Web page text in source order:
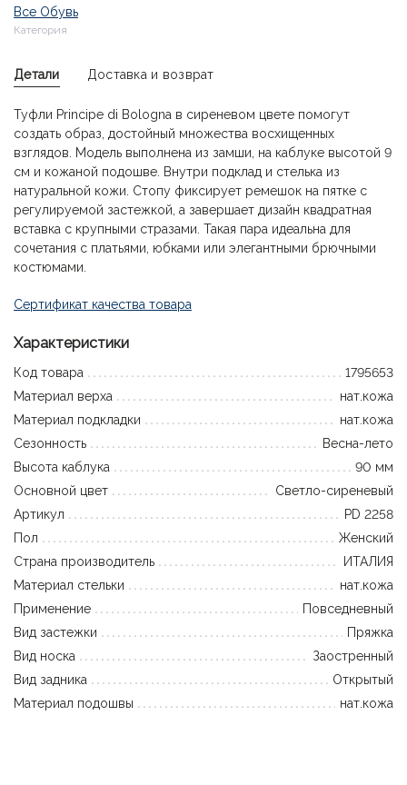
Все Обувь
Категория
Детали Доставка и возврат
Туфли Principe di Bologna в сиреневом цвете помогут
создать образ, достойный множества восхищенных
взглядов. Модель выполнена из замши, на каблуке высотой 9
см и кожаной подошве. Внутри подклад и стелька из
натуральной кожи. Стопу фиксирует ремешок на пятке с
регулируемой застежкой, а завершает дизайн квадратная
вставка с крупными стразами. Такая пара идеальна для
сочетания с платьями, юбками или элегантными брючными
костюмами.
Сертификат качества товара
Характеристики
Код товара
1795653
Материал верха
нат.кожа
Материал подкладки
нат.кожа
Сезонность
Весна-лето
Высота каблука
90 мм
Основной цвет
Светло-сиреневый
Артикул
PD 2258
Пол
Женский
Страна производитель
ИТАЛИЯ
Материал стельки
нат.кожа
Применение
Повседневный
Вид застежки
Пряжка
Вид носка
Заостренный
Вид задника
Открытый
Материал подошвы
нат.кожа